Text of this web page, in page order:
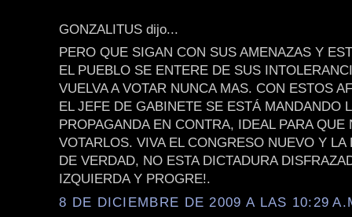
GONZALITUS dijo...
PERO QUE SIGAN CON SUS AMENAZAS Y
EL PUEBLO SE ENTERE DE SUS
VUELVA A VOTAR NUNCA MAS. CON ESTOS
EL JEFE DE GABINETE SE ESTÁ MANDANDO
PROPAGANDA EN CONTRA, IDEAL PARA QUE
VOTARLOS. VIVA EL CONGRESO NUEVO Y LA
DE VERDAD, NO ESTA DICTADURA
IZQUIERDA Y PROGRE!.
8 DE DICIEMBRE DE 2009 A LAS 10:29